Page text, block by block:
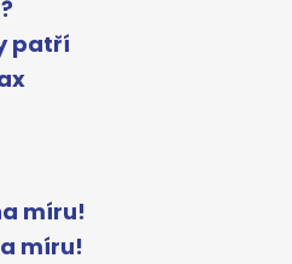
patří
míru!
míru!